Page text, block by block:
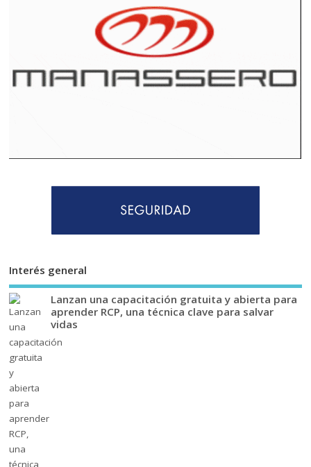
Interés general
Lanzan una capacitación gratuita y abierta para
aprender RCP, una técnica clave para salvar
vidas